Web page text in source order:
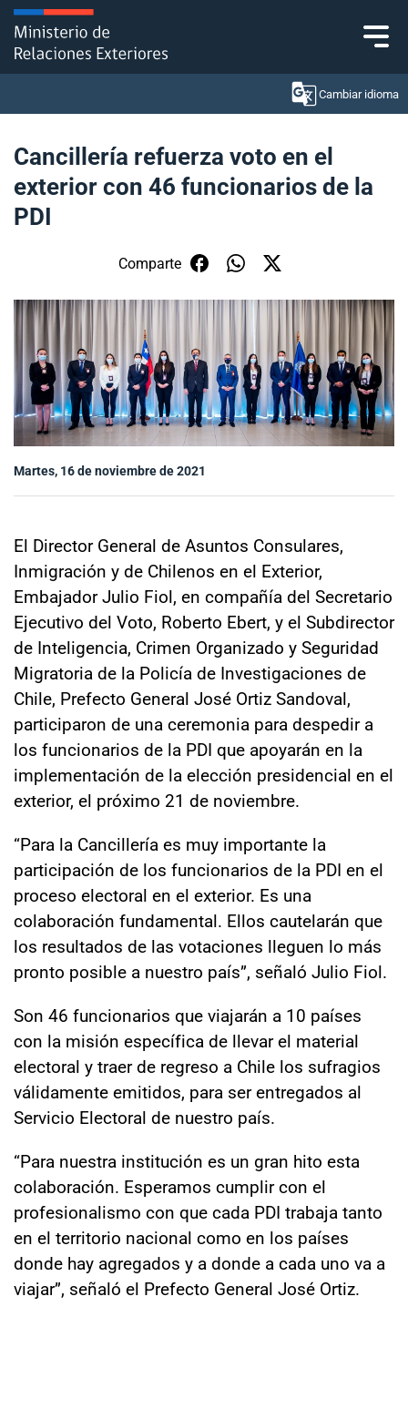
Click acá para ir directamente al contenido
Cambiar idioma
Ministerio
Política Exterior
Embajadas y consulados
Servicios ciudadanos
Subsecretaría de Relaciones Económicas
Internacionales
Sala de prensa
Cancillería refuerza voto en el
exterior con 46 funcionarios de la
PDI
Comparte
Martes, 16 de noviembre de 2021
El Director General de Asuntos Consulares,
Inmigración y de Chilenos en el Exterior,
Embajador Julio Fiol, en compañía del Secretario
Ejecutivo del Voto, Roberto Ebert, y el Subdirector
de Inteligencia, Crimen Organizado y Seguridad
Migratoria de la Policía de Investigaciones de
Chile, Prefecto General José Ortiz Sandoval,
participaron de una ceremonia para despedir a
los funcionarios de la PDI que apoyarán en la
implementación de la elección presidencial en el
exterior, el próximo 21 de noviembre.
“Para la Cancillería es muy importante la
participación de los funcionarios de la PDI en el
proceso electoral en el exterior. Es una
colaboración fundamental. Ellos cautelarán que
los resultados de las votaciones lleguen lo más
pronto posible a nuestro país”, señaló Julio Fiol.
Son 46 funcionarios que viajarán a 10 países
con la misión específica de llevar el material
electoral y traer de regreso a Chile los sufragios
válidamente emitidos, para ser entregados al
Servicio Electoral de nuestro país.
“Para nuestra institución es un gran hito esta
colaboración. Esperamos cumplir con el
profesionalismo con que cada PDI trabaja tanto
en el territorio nacional como en los países
donde hay agregados y a donde a cada uno va a
viajar”, señaló el Prefecto General José Ortiz.